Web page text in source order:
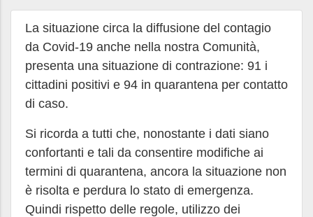
La situazione circa la diffusione del contagio
da Covid-19 anche nella nostra Comunità,
presenta una situazione di contrazione: 91 i
cittadini positivi e 94 in quarantena per contatto
di caso.
Si ricorda a tutti che, nonostante i dati siano
confortanti e tali da consentire modifiche ai
termini di quarantena, ancora la situazione non
è risolta e perdura lo stato di emergenza.
Quindi rispetto delle regole, utilizzo dei